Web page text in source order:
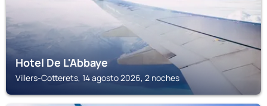
Hotel De L'Abbaye
Villers-Cotterets, 14 agosto 2026, 2 noches